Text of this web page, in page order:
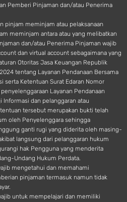
Pemberi Pinjaman dan/atau Penerima
pinjam meminjam atau pelaksanaan
meminjam antara atau yang melibatkan
dan/atau Penerima Pinjaman wajib
dan virtual account sebagaimana yang
Otoritas Jasa Keuangan Republik
tentang Layanan Pendanaan Bersama
serta Ketentuan Surat Edaran Nomor
Layanan Pendanaan
Informasi dan pelanggaran atau
tersebut merupakan bukti telah
oleh Penyelenggara sehingga
ganti rugi yang diderita oleh masing-
langsung dari pelanggaran hukum
hak Pengguna yang menderita
Undang Hukum Perdata.
mengetahui dan memahami
pinjaman termasuk namun tidak
untuk mempelajari dan memiliki